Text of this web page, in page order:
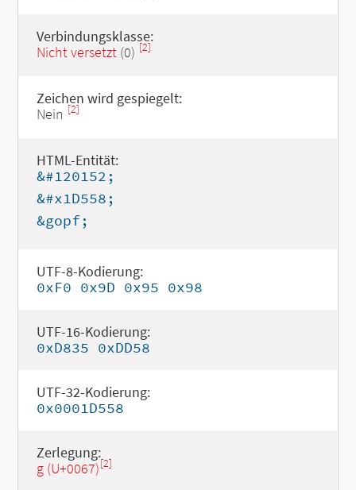
Verbindungsklasse:
Nicht versetzt(0) [2]
Zeichen wird gespiegelt:
Nein [2]
HTML-Entität:
&#120152;
&#x1D558;
&gopf;
UTF-8-Kodierung:
0xF0 0x9D 0x95 0x98
UTF-16-Kodierung:
0xD835 0xDD58
UTF-32-Kodierung:
0x0001D558
Zerlegung:
g (U+0067)[2]